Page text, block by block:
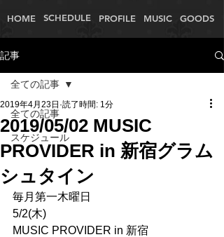
HOME SCHEDULE PROFILE MUSIC GOODS
記事
全ての記事
スケジュール
全ての記事
2019/05/02 MUSIC
PROVIDER in 新宿グラム
シュタイン
2019年4月23日 読了時間: 1分
毎月第一木曜日
5/2(木)
MUSIC PROVIDER in 新宿